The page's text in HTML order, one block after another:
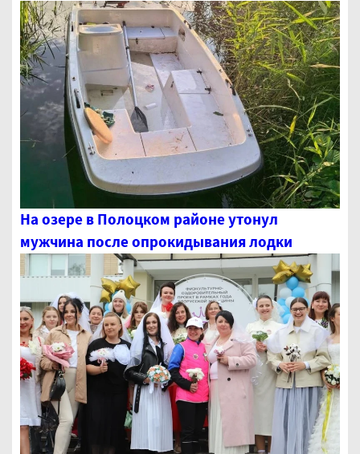
На озере в Полоцком районе утонул
мужчина после опрокидывания лодки